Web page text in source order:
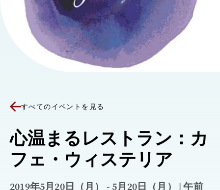
すべてのイベントを見る
心温まるレストラン：カ
フェ・ウィステリア
2019年5月20日（月） - 5月20日（月） | 午前